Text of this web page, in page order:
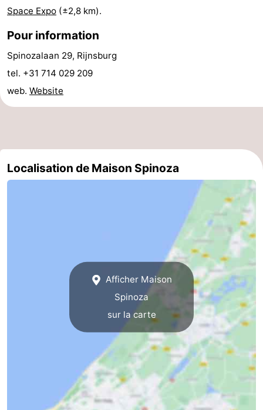
du
vélo
Randonnée
-
Équitation
-
Terrains
-
Surfen
et
Événements
Space Expo (±2,8 km).
Pour information
Spinozalaan 29, Rijnsburg
tel. +31 714 029 209
web. Website
Localisation de Maison Spinoza
Afficher Maison
Spinoza
sur la carte